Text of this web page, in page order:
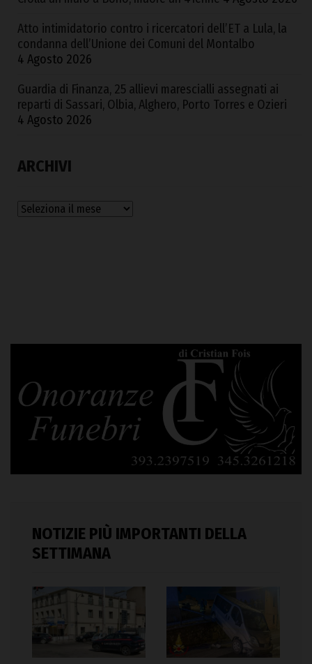
Atto intimidatorio contro i ricercatori dell’ET a Lula, la
condanna dell’Unione dei Comuni del Montalbo
4 Agosto 2026
Guardia di Finanza, 25 allievi marescialli assegnati ai
reparti di Sassari, Olbia, Alghero, Porto Torres e Ozieri
4 Agosto 2026
ARCHIVI
Archivi
NOTIZIE PIÙ IMPORTANTI DELLA
SETTIMANA